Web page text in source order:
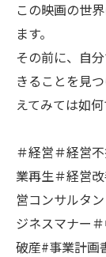
この映画の世
ます。
その前に、自
きることを見
えてみては如
＃経営＃経営
業再生＃経営
営コンサルタ
ジネスマナー
破産#事業計画